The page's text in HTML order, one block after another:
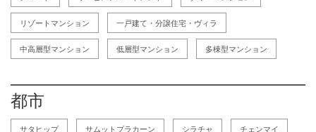
リゾートマンション 一戸建て・分譲住宅・ヴィラ
中高層型マンション 低層型マンション 多棟型マンション
都市
サタヒップ サムットプラカーン シラチャ チェンマイ